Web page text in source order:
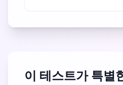
이 테스트가 특별